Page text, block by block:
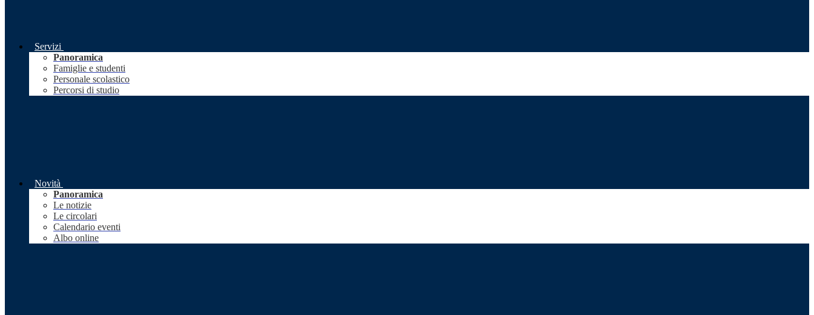
Servizi
Panoramica
Famiglie e studenti
Personale scolastico
Percorsi di studio
Novità
Panoramica
Le notizie
Le circolari
Calendario eventi
Albo online